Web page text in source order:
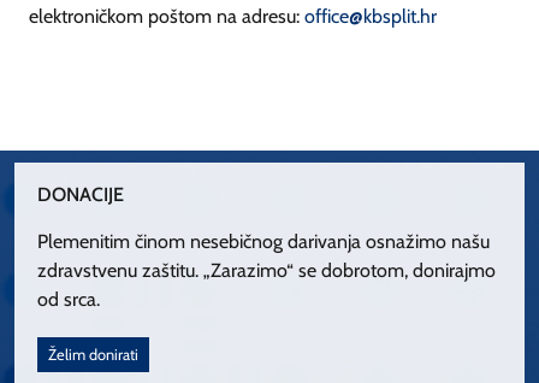
elektroničkom poštom na adresu: office@kbsplit.hr
DONACIJE
Plemenitim činom nesebičnog darivanja osnažimo našu
zdravstvenu zaštitu. „Zarazimo“ se dobrotom, donirajmo
od srca.
Želim donirati